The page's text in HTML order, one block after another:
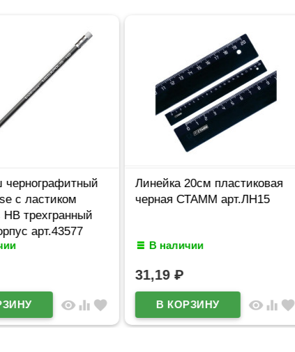
чернографитный
с ластиком
НВ трехгранный
арт.43577
visibilityequalizer favorite
Линейка 20см пластиковая
черная СТАММ арт.ЛН15
В наличии
31,19 ₽
visibilityequalizer favorite